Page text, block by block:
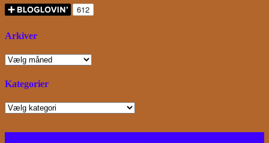
Arkiver
Arkiver
Kategorier
Kategorier